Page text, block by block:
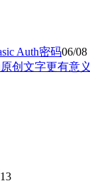
Auth密码06/08
创文字更有意义